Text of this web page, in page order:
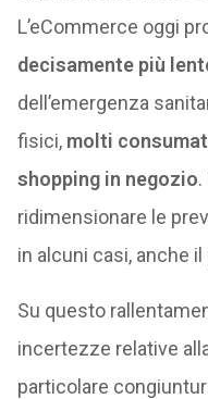
L’eCommerce oggi
decisamente più
dell’emergenza
fisici, molti
shopping in negozio
ridimensionare le
in alcuni casi, anche
Su questo
incertezze relative
particolare